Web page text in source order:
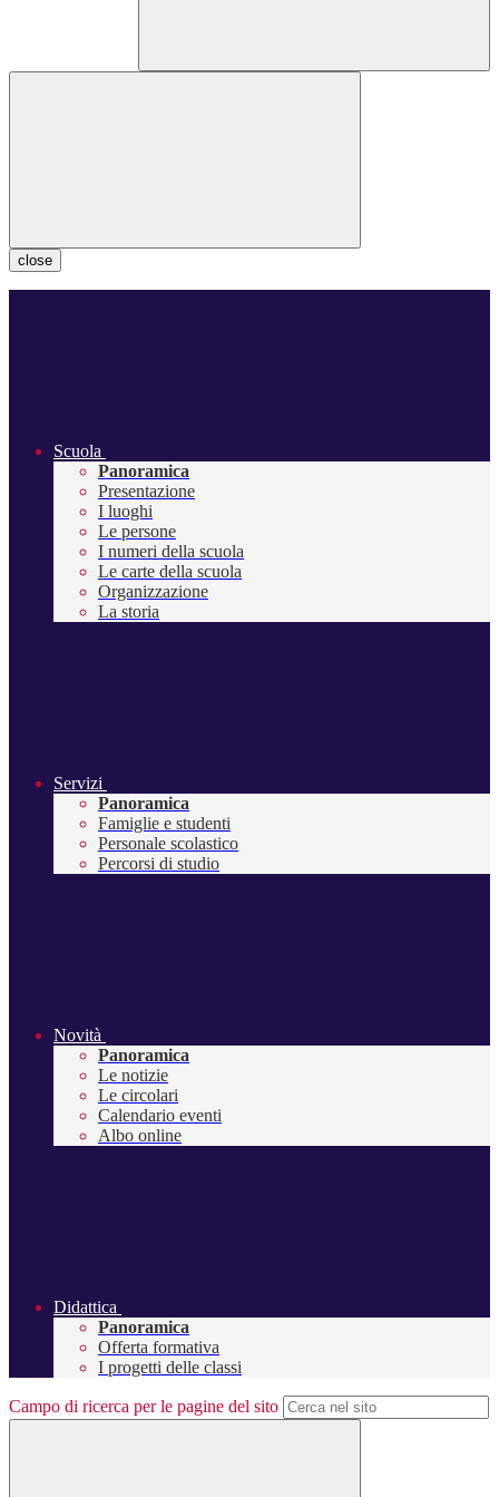
close
Scuola
Panoramica
Presentazione
I luoghi
Le persone
I numeri della scuola
Le carte della scuola
Organizzazione
La storia
Servizi
Panoramica
Famiglie e studenti
Personale scolastico
Percorsi di studio
Novità
Panoramica
Le notizie
Le circolari
Calendario eventi
Albo online
Didattica
Panoramica
Offerta formativa
I progetti delle classi
Campo di ricerca per le pagine del sito